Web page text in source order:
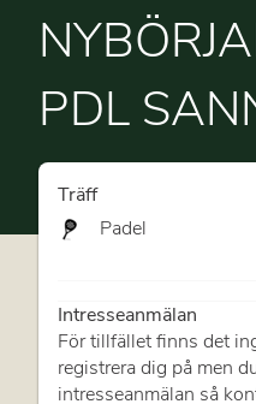
PDL
Träff
Padel
Intresseanmälan
För tillfället finns det
registrera dig på men
intresseanmälan så